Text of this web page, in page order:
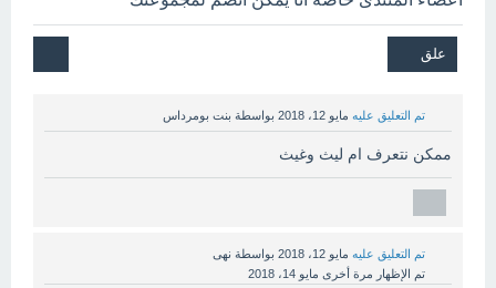
تم التعليق عليه مايو 12، 2018 بواسطة بنت بومرداس
ممكن نتعرف ام ليث وغيث
تم التعليق عليه مايو 12، 2018 بواسطة نهى
تم الإظهار مرة أخرى مايو 14، 2018